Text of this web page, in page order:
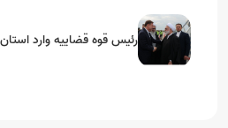
رئیس قوه قضاییه وارد